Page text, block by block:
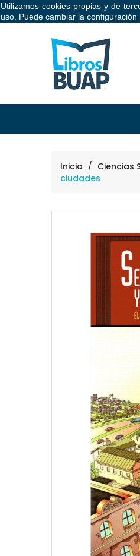
Utilizamos cookies propias y de
uso. Puede cambiar la
Libros BUAP
Inicio Ciencias
ciudades